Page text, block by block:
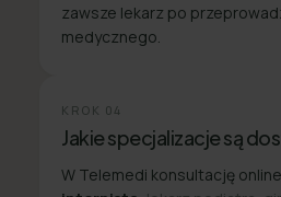
zawsze lekarz po
medycznego.
KROK 04
Jakie specjalizacje są
W Telemedi konsultację